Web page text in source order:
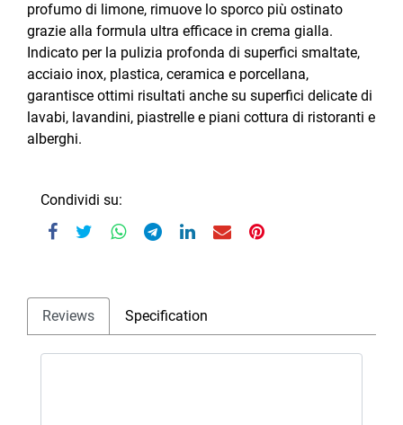
profumo di limone, rimuove lo sporco più ostinato
grazie alla formula ultra efficace in crema gialla.
Indicato per la pulizia profonda di superfici smaltate,
acciaio inox, plastica, ceramica e porcellana,
garantisce ottimi risultati anche su superfici delicate di
lavabi, lavandini, piastrelle e piani cottura di ristoranti e
alberghi.
Condividi su:
Reviews Specification